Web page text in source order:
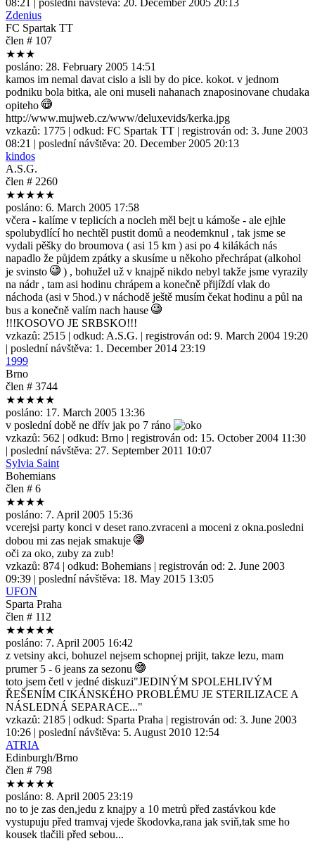
Zdenius
FC Spartak TT
člen # 107
★★★
posláno: 28. February 2005 14:51
kamos im nemal davat cislo a isli by do pice. kokot. v jednom
podniku bola bitka, ale oni museli nahanach znaposinovane chudaka
opiteho
http://www.mujweb.cz/www/deluxevids/kerka.jpg
vzkazů: 1775 | odkud: FC Spartak TT | registrován od: 3. June 2003
08:21 | poslední návštěva: 20. December 2005 20:13
kindos
A.S.G.
člen # 2260
★★★★★
posláno: 6. March 2005 17:58
včera - kalíme v teplicích a nocleh měl bejt u kámoše - ale ejhle
spolubydlící ho nechtěl pustit domů a neodemknul , tak jsme se
vydali pěšky do broumova ( asi 15 km ) asi po 4 kilákách nás
napadlo že půjdem zpátky a skusíme u někoho přechrápat (alkohol
je svinsto
) , bohužel už v knajpě nikdo nebyl takže jsme vyrazily
na nádr , tam asi hodinu chrápem a konečně přijíždí vlak do
náchoda (asi v 5hod.) v náchodě ještě musím čekat hodinu a půl na
bus a konečně valím nach hause
!!!KOSOVO JE SRBSKO!!!
vzkazů: 2515 | odkud: A.S.G. | registrován od: 9. March 2004 19:20
| poslední návštěva: 1. December 2014 23:19
1999
Brno
člen # 3744
★★★★★
posláno: 17. March 2005 13:36
v poslední době ne dřív jak po 7 ráno
vzkazů: 562 | odkud: Brno | registrován od: 15. October 2004 11:30
| poslední návštěva: 27. September 2011 10:07
Sylvia Saint
Bohemians
člen # 6
★★★★
posláno: 7. April 2005 15:36
vcerejsi party konci v deset rano.zvraceni a moceni z okna.posledni
dobou mi zas nejak smakuje
oči za oko, zuby za zub!
vzkazů: 874 | odkud: Bohemians | registrován od: 2. June 2003
09:39 | poslední návštěva: 18. May 2015 13:05
UFON
Sparta Praha
člen # 112
★★★★★
posláno: 7. April 2005 16:42
z vetsiny akci, bohuzel nejsem schopnej prijit, takze lezu, mam
prumer 5 - 6 jeans za sezonu
toto jsem četl v jedné diskuzi"JEDINÝM SPOLEHLIVÝM
ŘEŠENÍM CIKÁNSKÉHO PROBLÉMU JE STERILIZACE A
NÁSLEDNÁ SEPARACE..."
vzkazů: 2185 | odkud: Sparta Praha | registrován od: 3. June 2003
10:26 | poslední návštěva: 5. August 2010 12:54
ATRIA
Edinburgh/Brno
člen # 798
★★★★★
posláno: 8. April 2005 23:19
no to je zas den,jedu z knajpy a 10 metrů před zastávkou kde
vystupuju před tramvaj vjede škodovka,rana jak sviň,tak sme ho
kousek tlačili před sebou...